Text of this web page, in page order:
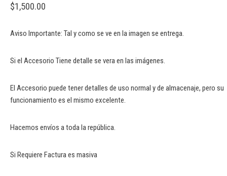
$1,500.00
Aviso Importante: Tal y como se ve en la imagen se entrega.
Si el Accesorio Tiene detalle se vera en las imágenes.
El Accesorio puede tener detalles de uso normal y de almacenaje, pero su
funcionamiento es el mismo excelente.
Hacemos envíos a toda la república.
Si Requiere Factura es masiva